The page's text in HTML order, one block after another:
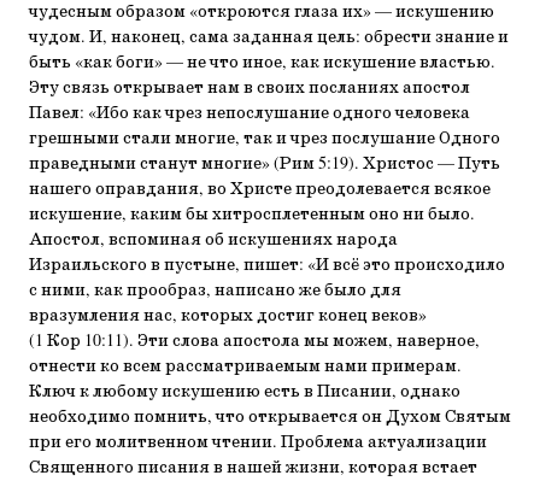
чудесным образом «откроются глаза их» — искушению
чудом. И, наконец, сама заданная цель: обрести знание и
быть «как боги» — не что иное, как искушение властью.
Эту связь открывает нам в своих посланиях апостол
Павел: «Ибо как чрез непослушание одного человека
грешными стали многие, так и чрез послушание Одного
праведными станут многие» (Рим 5:19). Христос — Путь
нашего оправдания, во Христе преодолевается всякое
искушение, каким бы хитросплетенным оно ни было.
Апостол, вспоминая об искушениях народа
Израильского в пустыне, пишет: «И всё это происходило
с ними, как прообраз, написано же было для
вразумления нас, которых достиг конец веков»
(1 Кор 10:11). Эти слова апостола мы можем, наверное,
отнести ко всем рассматриваемым нами примерам.
Ключ к любому искушению есть в Писании, однако
необходимо помнить, что открывается он Духом Святым
при его молитвенном чтении. Проблема актуализации
Священного писания в нашей жизни, которая встает